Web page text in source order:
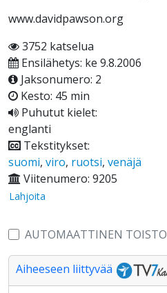
www.davidpawson.org
3752 katselua
Ensilähetys: ke 9.8.2006
Jaksonumero: 2
Kesto: 45 min
Puhutut kielet:
englanti
Tekstitykset:
suomi, viro, ruotsi, venäjä
Viitenumero: 9205
Lahjoita
AUTOMAATTINEN TOISTO
Aiheeseen liittyvää